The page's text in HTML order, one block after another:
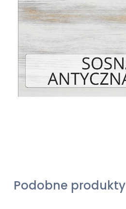
Podobne produkty